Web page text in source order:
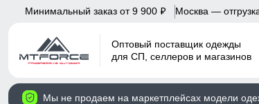
Минимальный заказ от 9 900 p Москва —
Оптовый поставщик одежды
для СП, селлеров и магазинов
Мы не продаем на маркетплейсах модели